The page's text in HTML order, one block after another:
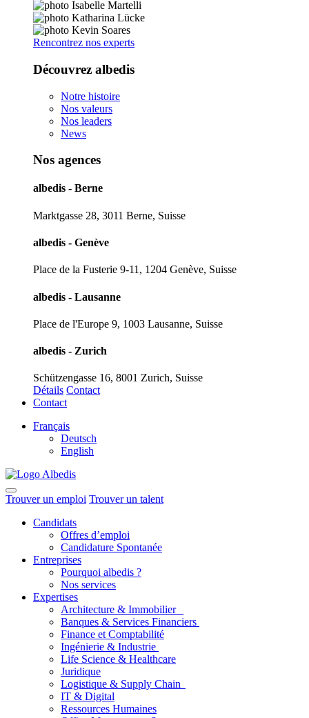
Rencontrez nos experts
Découvrez albedis
Notre histoire
Nos valeurs
Nos leaders
News
Nos agences
albedis - Berne
Marktgasse 28, 3011 Berne, Suisse
albedis - Genève
Place de la Fusterie 9-11, 1204 Genève, Suisse
albedis - Lausanne
Place de l'Europe 9, 1003 Lausanne, Suisse
albedis - Zurich
Schützengasse 16, 8001 Zurich, Suisse
Détails Contact
Contact
Français
Deutsch
English
Trouver un emploi Trouver un talent
Candidats
Offres d’emploi
Candidature Spontanée
Entreprises
Pourquoi albedis ?
Nos services
Expertises
Architecture & Immobilier
Banques & Services Financiers
Finance et Comptabilité
Ingénierie & Industrie
Life Science & Healthcare
Juridique
Logistique & Supply Chain
IT & Digital
Ressources Humaines